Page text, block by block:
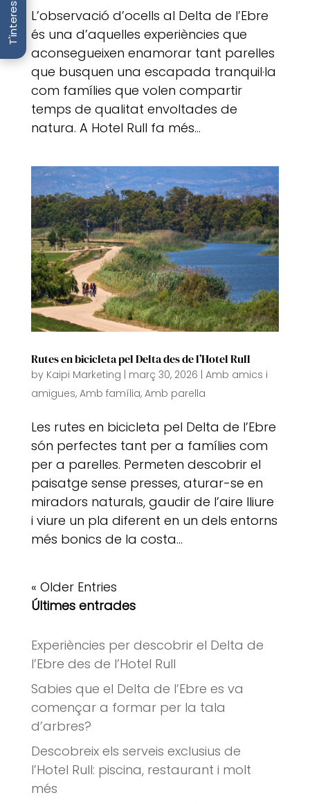
T'interessa
L’observació d’ocells al Delta de l’Ebre
és una d’aquelles experiències que
aconsegueixen enamorar tant parelles
que busquen una escapada tranquil·la
com famílies que volen compartir
temps de qualitat envoltades de
natura. A Hotel Rull fa més...
Rutes en bicicleta pel Delta des de l’Hotel Rull
by Kaipi Marketing març 30, 2026 Amb amics i
amigues, Amb família, Amb parella
Les rutes en bicicleta pel Delta de l’Ebre
són perfectes tant per a famílies com
per a parelles. Permeten descobrir el
paisatge sense presses, aturar-se en
miradors naturals, gaudir de l’aire lliure
i viure un pla diferent en un dels entorns
més bonics de la costa...
« Older Entries
Últimes entrades
Experiències per descobrir el Delta de
l’Ebre des de l’Hotel Rull
Sabies que el Delta de l’Ebre es va
començar a formar per la tala
d’arbres?
Descobreix els serveis exclusius de
l’Hotel Rull: piscina, restaurant i molt
més